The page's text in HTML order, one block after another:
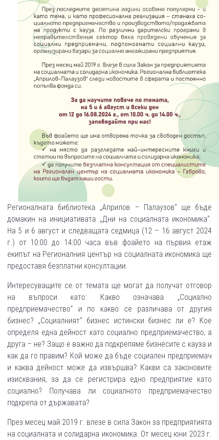
Регионалната библиотека „Априлов – Палаузов“ ще бъде
домакин на инициативата „Дни на социалната икономика“.
На 5 и 6 август и следващата седмица (12 – 16 август 2024
г.) от 10:00 до 14:00 часа във фоайето на първия етаж
екипът на Регионалния център на социалната икономика ще
предоставя безплатни консултации.
Интересуващите се от темата ще могат да получат отговор
на въпроси като: Какво означава „Социално
предприемачество“ и по какво се различава от другия
бизнес? „Социалният“ бизнес истински бизнес ли е? Кое
определя една дейност като социално предприемачество, а
друга – не? Защо е важно да подкрепяме бизнесите с кауза и
как да го правим? Кой може да бъде социален предприемач
и каква дейност може да извършва? Какви са законовите
изисквания, за да се регистрира едно предприятие като
социално? Получава ли социалното предприемачество
подкрепа от държавата?
През месец май 2019 г. влезе в сила Закон за предприятията
на социалната и солидарна икономика. От месец юни 2023 г.